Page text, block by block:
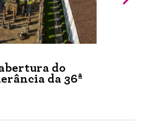
do
da 36ª